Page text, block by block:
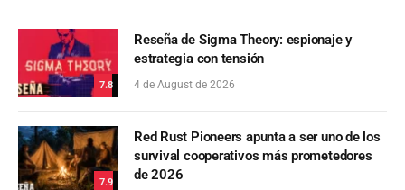
7.8
Reseña de Sigma Theory: espionaje y
estrategia con tensión
4 de August de 2026
7.9
Red Rust Pioneers apunta a ser uno de los
survival cooperativos más prometedores
de 2026